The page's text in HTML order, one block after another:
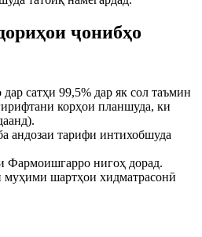
ҷонибҳо
сатҳи 99,5% дар як сол таъмин
корҳои планшуда, ки
андозаи тарифи интихобшуда
Фармоишгарро нигоҳ дорад.
муҳими шартҳои хидматрасонӣ